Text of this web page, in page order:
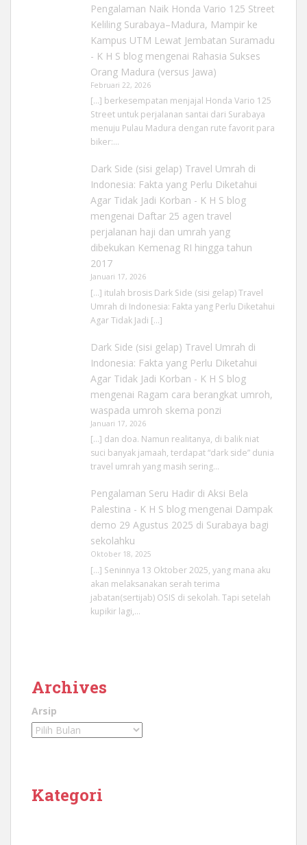
Pengalaman Naik Honda Vario 125 Street
Keliling Surabaya–Madura, Mampir ke
Kampus UTM Lewat Jembatan Suramadu
- K H S blogmengenai Rahasia Sukses
Orang Madura (versus Jawa)
Februari 22, 2026
[…] berkesempatan menjajal Honda Vario 125
Street untuk perjalanan santai dari Surabaya
menuju Pulau Madura dengan rute favorit para
biker:…
Dark Side (sisi gelap) Travel Umrah di
Indonesia: Fakta yang Perlu Diketahui
Agar Tidak Jadi Korban - K H S blog
mengenai Daftar 25 agen travel
perjalanan haji dan umrah yang
dibekukan Kemenag RI hingga tahun
2017
Januari 17, 2026
[…] itulah brosis Dark Side (sisi gelap) Travel
Umrah di Indonesia: Fakta yang Perlu Diketahui
Agar Tidak Jadi […]
Dark Side (sisi gelap) Travel Umrah di
Indonesia: Fakta yang Perlu Diketahui
Agar Tidak Jadi Korban - K H S blog
mengenai Ragam cara berangkat umroh,
waspada umroh skema ponzi
Januari 17, 2026
[…] dan doa. Namun realitanya, di balik niat
suci banyak jamaah, terdapat “dark side” dunia
travel umrah yang masih sering…
Pengalaman Seru Hadir di Aksi Bela
Palestina - K H S blogmengenai Dampak
demo 29 Agustus 2025 di Surabaya bagi
sekolahku
Oktober 18, 2025
[…] Seninnya 13 Oktober 2025, yang mana aku
akan melaksanakan serah terima
jabatan(sertijab) OSIS di sekolah. Tapi setelah
kupikir lagi,…
Archives
Arsip
Kategori